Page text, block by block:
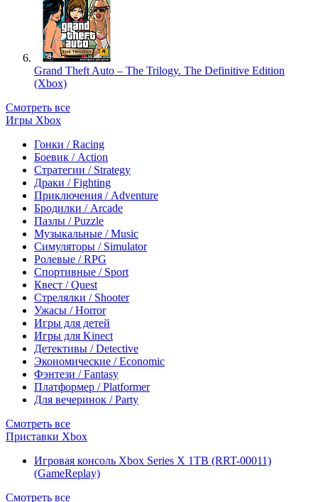
Grand Theft Auto – The Trilogy. The Definitive Edition
(Xbox)
Смотреть все
Игры Xbox
Гонки / Racing
Боевик / Action
Стратегии / Strategy
Драки / Fighting
Приключения / Adventure
Бродилки / Arcade
Пазлы / Puzzle
Музыкальные / Music
Симуляторы / Simulator
Ролевые / RPG
Спортивные / Sport
Квест / Quest
Стрелялки / Shooter
Ужасы / Horror
Игры для детей
Игры для Kinect
Детективы / Detective
Экономические / Economic
Фэнтези / Fantasy
Платформер / Platformer
Для вечеринок / Party
Смотреть все
Приставки Xbox
Игровая консоль Xbox Series X 1TB (RRT-00011)
(GameReplay)
Смотреть все